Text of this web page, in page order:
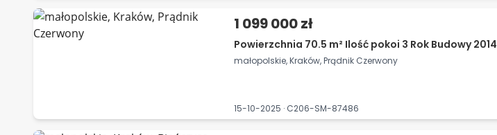
1 099 000 zł
Powierzchnia 70.5 m² Ilość pokoi 3 Rok Budowy 2014
małopolskie, Kraków, Prądnik Czerwony
15-10-2025 · C206-SM-87486